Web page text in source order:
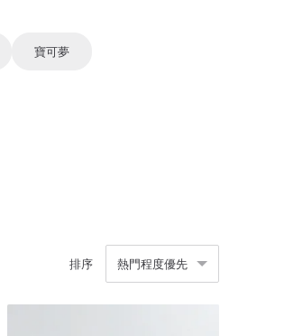
寶可夢
排序 熱門程度優先